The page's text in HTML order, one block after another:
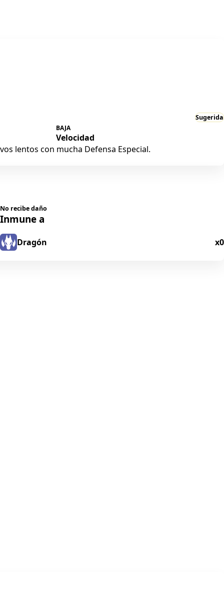
Sugerida
BAJA
Velocidad
lentos con mucha Defensa Especial.
No recibe daño
Inmune a
Dragón x0